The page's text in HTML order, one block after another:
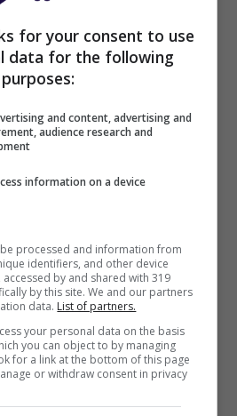
Informazioni
FINO A 2050€
per sport e scommesse
ricevi: 100% fino a 2000€
+ 100% fino a 50€ in Bonus
Sport
VERIFICA
Informazioni
for your consent to use
data for the following
purposes:
and content, advertising and
audience research and
information on a device
processed and information from
identifiers, and other device
by and shared with 319
by this site. We and our partners
data. List of partners.
your personal data on the basis
you can object to by managing
for a link at the bottom of this page
or withdraw consent in privacy